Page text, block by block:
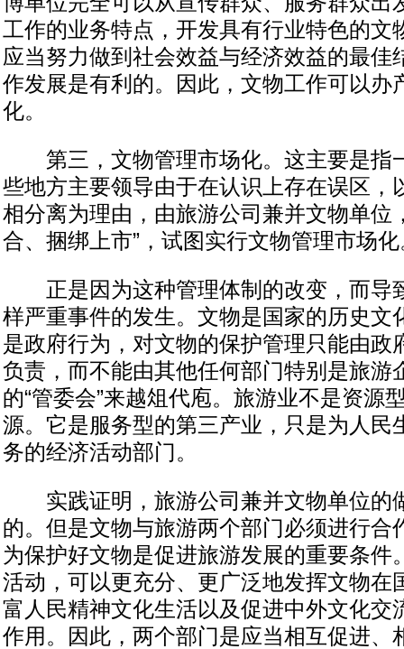
工作的业务特点，开发具有行业特色的文
应当努力做到社会效益与经济效益的最佳
作发展是有利的。因此，文物工作可以办
化。
第三，文物管理市场化。这主要是指
些地方主要领导由于在认识上存在误区，
相分离为理由，由旅游公司兼并文物单位
合、捆绑上市”，试图实行文物管理市场
正是因为这种管理体制的改变，而导
样严重事件的发生。文物是国家的历史文
是政府行为，对文物的保护管理只能由政
负责，而不能由其他任何部门特别是旅游
的“管委会”来越俎代庖。旅游业不是资源
源。它是服务型的第三产业，只是为人民
务的经济活动部门。
实践证明，旅游公司兼并文物单位的
的。但是文物与旅游两个部门必须进行合
为保护好文物是促进旅游发展的重要条件
活动，可以更充分、更广泛地发挥文物在
富人民精神文化生活以及促进中外文化交
作用。因此，两个部门是应当相互促进、